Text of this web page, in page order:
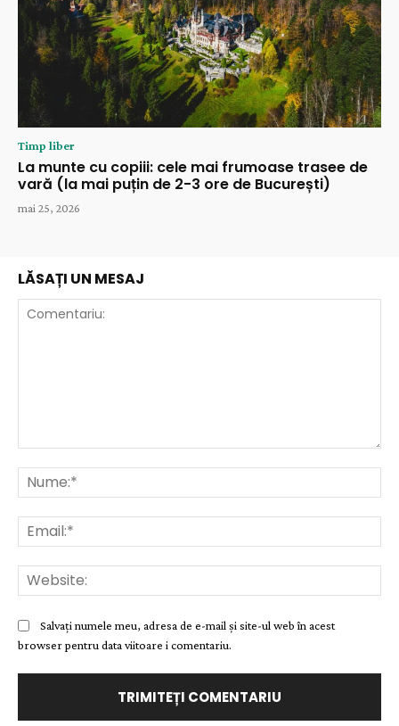
Timp liber
La munte cu copiii: cele mai frumoase trasee de
vară (la mai puțin de 2-3 ore de București)
mai 25, 2026
LĂSAȚI UN MESAJ
Salvați numele meu, adresa de e-mail și site-ul web în acest
browser pentru data viitoare i comentariu.